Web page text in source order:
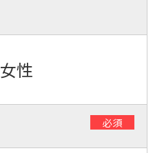
女性
必須
For
foreigners